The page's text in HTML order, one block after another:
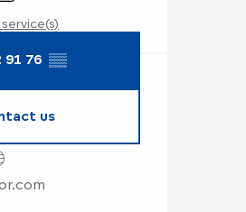
91 76 ▒▒
us